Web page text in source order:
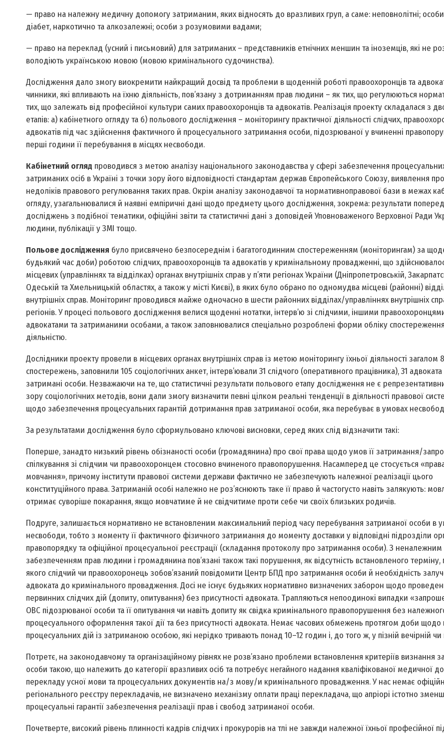
— право на належну медичну допомогу затриманим, яких відносять до вразливих груп, а саме: неповнолітні;
діабет, наркотично­ та алкозалежні; особи з розумовими вадами;
— право на переклад (усний і письмовий) для затриманих – представників етнічних меншин та іноземців, які не
володіють українською мовою (мовою кримінального судочинства).
Дослідження дало змогу виокремити найкращий досвід та проблеми в щоденній роботі правоохоронців та
чинники, які впливають на їхню діяльність, пов’язану з дотриманням прав людини – як тих, що регулюються
тих, що залежать від професійної культури самих правоохоронців та адвокатів. Реалізація проекту складалася з
етапів: а) кабінетного огляду та б) польового дослідження – моніторингу практичної діяльності слідчих,
адвокатів під час здійснення фактичного й процесуального затримання особи, підозрюваної у вчиненні
перші години її перебування в місцях несвободи.
Кабінетний огляд проводився з метою аналізу національного законодавства у сфері забезпечення
затриманих осіб в Україні з точки зору його відповідності стандартам держав Європейського Союзу, виявлення
недоліків правового регулювання таких прав. Окрім аналізу законодавчої та нормативно­правової бази в межах
огляду, узагальнювалися й наявні емпіричні дані щодо предмету цього дослідження, зокрема: результати
досліджень з подібної тематики, офіційні звіти та статистичні дані з доповідей Уповноваженого Верховної Ради
людини, публікації у ЗМІ тощо.
Польове дослідження було присвячено безпосереднім і багатогодинним спостереженням (моніторингам) за
будь­який час доби) роботою слідчих, правоохоронців та адвокатів у кримінальному провадженні, що
місцевих (управліннях та відділках) органах внутрішніх справ у п’яти регіонах України (Дніпропетровській,
Одеській та Хмельницькій областях, а також у місті Києві), в яких було обрано по одному­два місцеві (районні)
внутрішніх справ. Моніторинг проводився майже одночасно в шести районних відділах/управліннях внутрішніх
регіонів. У процесі польового дослідження велися щоденні нотатки, інтерв’ю зі слідчими, іншими
адвокатами та затриманими особами, а також заповнювалися спеціально розроблені форми обліку
діяльністю.
Дослідники проекту провели в місцевих органах внутрішніх справ із метою моніторингу їхньої діяльності загалом
спостережень, заповнили 105 соціологічних анкет, інтерв’ювали 31 cлідчого (оперативного працівника), 31 адвоката
затримані особи. Незважаючи на те, що статистичні результати польового етапу дослідження не є
зору соціологічних методів, вони дали змогу визначити певні цілком реальні тенденції в діяльності правової
щодо забезпечення процесуальних гарантій дотримання прав затриманої особи, яка перебуває в умовах
За результатами дослідження було сформульовано ключові висновки, серед яких слід відзначити такі:
По­перше, занадто низький рівень обізнаності особи (громадянина) про свої права щодо умов її затримання/
спілкування зі слідчим чи правоохоронцем стосовно вчиненого правопорушення. Насамперед це стосується
мовчання», причому інститути правової системи держави фактично не забезпечують належної реалізації цього
конституційного права. Затриманій особі належно не роз’яснюють таке її право й часто­густо навіть залякують:
отримає суворіше покарання, якщо мовчатиме й не свідчитиме проти себе чи своїх близьких родичів.
По­друге, залишається нормативно не вcтановленим максимальний період часу перебування затриманої особи в
несвободи, тобто з моменту її фактичного фізичного затримання до моменту доставки у відповідні підрозділи
правопорядку та офіційної процесуальної реєстрації (складання протоколу про затримання особи). З неналежним
забезпеченням прав людини і громадянина пов’язані також такі порушення, як відсутність встановленого терміну,
якого слідчий чи правоохоронець зобов’язаний повідомити Центр БПД про затримання особи й необхідність
адвоката до кримінального провадження. Досі не існує будь­яких нормативно визначених заборон щодо
первинних слідчих дій (допиту, опитування) без присутності адвоката. Трапляються непоодинокі випадки
ОВС підозрюваної особи та її опитування чи навіть допиту як свідка кримінального правопорушення без
процесуального оформлення такої дії та без присутності адвоката. Немає часових обмежень протягом доби
процесуальних дій із затриманою особою, які нерідко тривають понад 10–12 годин і, до того ж, у пізній вечірній чи
По­третє, на законодавчому та організаційному рівнях не розв’язано проблеми встановлення критеріїв визнання
особи такою, що належить до категорії вразливих осіб та потребує негайного надання кваліфікованої медичної
перекладу усної мови та процесуальних документів на/з мову/и кримінального провадження. У нас немає
регіонального реєстру перекладачів, не визначено механізму оплати праці перекладача, що апріорі істотно
процесуальні гарантії забезпечення реалізації прав і свобод затриманої особи.
По­четверте, високий рівень плинності кадрів слідчих і прокурорів на тлі не завжди належної їхньої професійної